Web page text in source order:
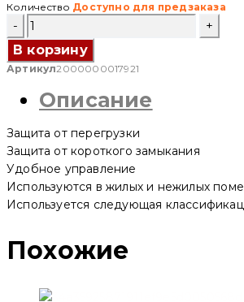
Количество Доступно для предзаказа
Количество
товара
Автоматический
выключатель
YCB6H-
3P,
40
4.5kA,
D
(CNC
Electric)
В корзину
Артикул2000000017921
Описание
Защита от перегрузки
Защита от короткого замыкания
Удобное управление
Используются в жилых и нежилых
Используется следующая
Похожие